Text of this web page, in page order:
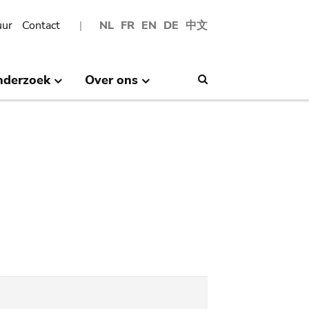
NL FR EN DE 中文
Contact
Over ons